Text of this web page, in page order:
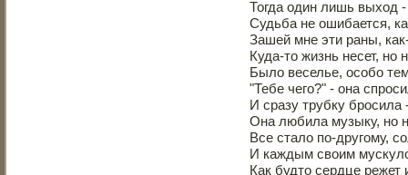
Тогда один лишь выход
Судьба не ошибается,
Зашей мне эти раны,
Куда-то жизнь несет, но
Было веселье, особо
"Тебе чего?" - она
И сразу трубку
Она любила музыку, но
Все стало по-другому,
И каждым своим
Как будто сердце режет